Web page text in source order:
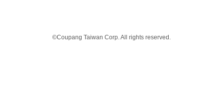
©Coupang Taiwan Corp. All rights reserved.